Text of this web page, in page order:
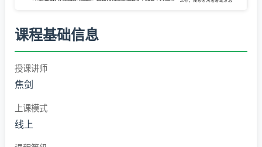
课程基础信息
授课讲师
焦剑
上课模式
线上